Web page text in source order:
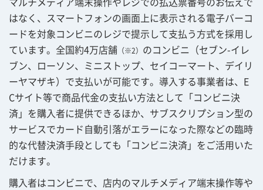
はなく、スマートフォンの画面上に表示される電子バーコ
ードを対象コンビニのレジで提示して支払う方式を採用し
ています。全国約4万店舗 （※2） のコンビニ（セブン-イレ
ブン、ローソン、ミニストップ、セイコーマート、デイリ
ーヤマザキ）で支払いが可能です。導入する事業者は、E
Cサイト等で商品代金の支払い方法として「コンビニ決
済」を購入者に提供できるほか、サブスクリプション型の
サービスでカード自動引落がエラーになった際などの臨時
的な代替決済手段としても「コンビニ決済」をご活用いた
だけます。
購入者はコンビニで、店内のマルチメディア端末操作等や